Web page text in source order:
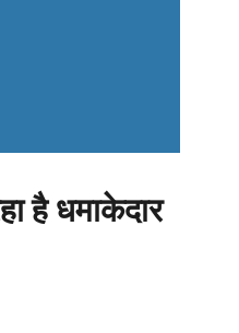
है धमाकेदार